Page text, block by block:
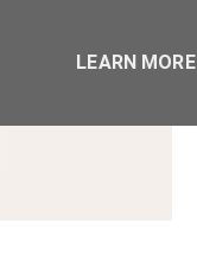
LEARN MORE